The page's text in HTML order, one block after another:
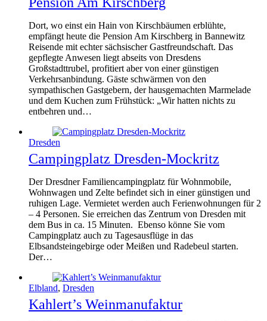
Dort, wo einst ein Hain von Kirschbäumen erblühte,
empfängt heute die Pension Am Kirschberg in Bannewitz
Reisende mit echter sächsischer Gastfreundschaft. Das
gepflegte Anwesen liegt abseits von Dresdens
Großstadttrubel, profitiert aber von einer günstigen
Verkehrsanbindung. Gäste schwärmen von den
sympathischen Gastgebern, der hausgemachten Marmelade
und dem Kuchen zum Frühstück: „Wir hatten nichts zu
entbehren und…
Dresden
Campingplatz Dresden-Mockritz
Der Dresdner Familiencampingplatz für Wohnmobile,
Wohnwagen und Zelte befindet sich in einer günstigen und
ruhigen Lage. Vermietet werden auch Ferienwohnungen für 2
– 4 Personen. Sie erreichen das Zentrum von Dresden mit
dem Bus in ca. 15 Minuten. Ebenso könne Sie vom
Campingplatz auch zu Tagesausflüge in das
Elbsandsteingebirge oder Meißen und Radebeul starten.
Der…
Elbland, Dresden
Kahlert’s Weinmanufaktur